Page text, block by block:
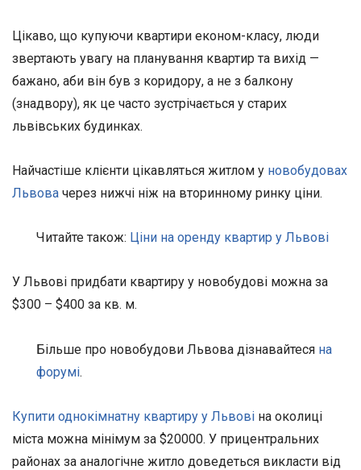
Цікаво, що купуючи квартири економ-класу, люди
звертають увагу на планування квартир та вихід —
бажано, аби він був з коридору, а не з балкону
(знадвору), як це часто зустрічається у старих
львівських будинках.
Найчастіше клієнти цікавляться житлом у новобудовах
Львова через нижчі ніж на вторинному ринку ціни.
Читайте також: Ціни на оренду квартир у Львові
У Львові придбати квартиру у новобудові можна за
$300 – $400 за кв. м.
Більше про новобудови Львова дізнавайтеся на
форумі.
Купити однокімнатну квартиру у Львові на околиці
міста можна мінімум за $20000. У прицентральних
районах за аналогічне житло доведеться викласти від